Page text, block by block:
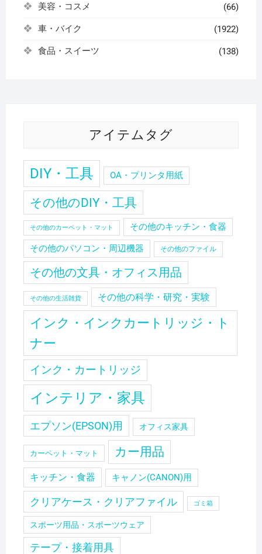
美容・コスメ (66)
車・バイク (1922)
食品・スイーツ (138)
アイテムタグ
DIY・工具 OA・プリンタ用紙
その他のDIY・工具
その他のカーペット・マット その他のキッチン・食器
その他のパソコン・周辺機器 その他のファイル
その他の文具・オフィス用品
その他の生活雑貨 その他の科学・研究・実験
インク・インクカートリッジ・ト
ナー
インク・カートリッジ
インテリア・家具
エプソン(EPSON)用 オフィス家具
カーペット・マット カー用品
キッチン・食器 キャノン(CANON)用
クリアケース・クリアファイル ゴミ箱
スポーツ用品・スポーツウェア
テープ・接着用具